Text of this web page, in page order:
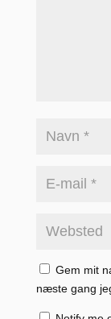
Gem mit
næste gang